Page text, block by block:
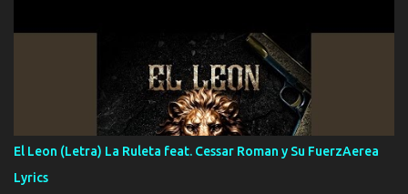
ni tampoco las mujeres porque es platica de grandes por eso hay
que estar alegres doy las instrucciones para atender los deberes
Música Si es que salta algún problema de confianza tengo gente
ahí está el Hombre Cuarenta y también Pariente 7 arreglan
cualquier problema no más es cuestión que ordené NOS HACE
FALTA UN HERMANO DE CLAVE ERA EL 24 SIEMPRE FUE UN
HOMBRE VALIENTE POR ALGO M'URIÓ PELEAND0 SIEMPRE
VIO POR LA FAMILIA PARA QUE SIGA EL LEGADO Es el DOS de
El Leon (Letra) La Ruleta feat. Cessar Roman y Su FuerzAerea
Lyrics